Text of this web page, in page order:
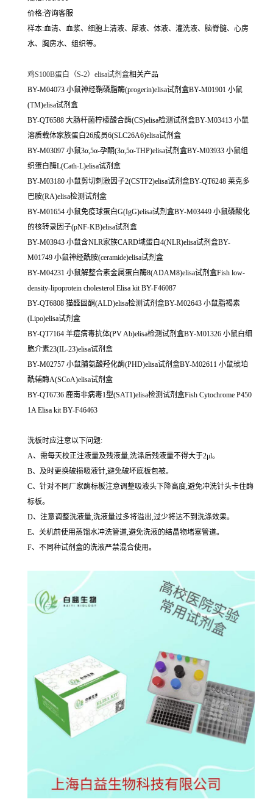
价格:咨询客服
样本:血清、血浆、细胞上清液、尿液、体液、灌洗液、脑脊髓、心房
水、胸房水、组织等。
鸡S100B蛋白（S-2）elisa试剂盒相关产品
BY-M04073 小鼠神经鞘磷脂酶(progerin)elisa试剂盒BY-M01901 小鼠
(TM)elisa试剂盒
BY-QT6588 大肠杆菌柠檬酸合酶(CS)elisa检测试剂盒BY-M03413 小鼠
溶质载体家族蛋白26成员6(SLC26A6)elisa试剂盒
BY-M03097 小鼠3α,5α-孕酮(3α,5α-THP)elisa试剂盒BY-M03933 小鼠组
织蛋白酶L(Cath-L)elisa试剂盒
BY-M03180 小鼠剪切刺激因子2(CSTF2)elisa试剂盒BY-QT6248 莱克多
巴胺(RA)elisa检测试剂盒
BY-M01654 小鼠免疫球蛋白G(IgG)elisa试剂盒BY-M03449 小鼠磷酸化
的核转录因子(pNF-KB)elisa试剂盒
BY-M03943 小鼠含NLR家族CARD域蛋白4(NLR)elisa试剂盒BY-
M01749 小鼠神经酰胺(ceramide)elisa试剂盒
BY-M04231 小鼠解整合素金属蛋白酶8(ADAM8)elisa试剂盒Fish low-
density-lipoprotein cholesterol Elisa kit BY-F46087
BY-QT6808 猫醛固酮(ALD)elisa检测试剂盒BY-M02643 小鼠脂褐素
(Lipo)elisa试剂盒
BY-QT7164 羊痘病毒抗体(PV Ab)elisa检测试剂盒BY-M01326 小鼠白细
胞介素23(IL-23)elisa试剂盒
BY-M02757 小鼠脯氨酸羟化酶(PHD)elisa试剂盒BY-M02611 小鼠琥珀
酰辅酶A(SCoA)elisa试剂盒
BY-QT6736 鹿南非病毒1型(SAT1)elisa检测试剂盒Fish Cytochrome P450
1A Elisa kit BY-F46463
洗板时应注意以下问题:
A、需每天校正注液量及残液量,洗涤后残液量不得大于2μl。
B、及时更换破损吸液针,避免破坏底板包被。
C、针对不同厂家酶标板注意调整吸液头下降高度,避免冲洗针头卡住酶
标板。
D、注意调整洗液量,洗液量过多将溢出,过少将达不到洗涤效果。
E、关机前使用蒸馏水冲洗管道,避免洗液的结晶物堵塞管道。
F、不同种试剂盒的洗液严禁混合使用。